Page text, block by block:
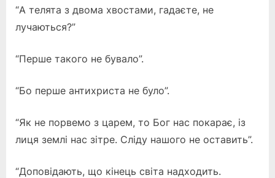
“А телята з двома хвостами, гадаєте, не
лучаються?”
“Перше такого не бувало”.
“Бо перше антихриста не було”.
“Як не порвемо з царем, то Бог нас покарає, із
лиця землі нас зітре. Сліду нашого не оставить”.
“Доповідають, що кінець світа надходить.